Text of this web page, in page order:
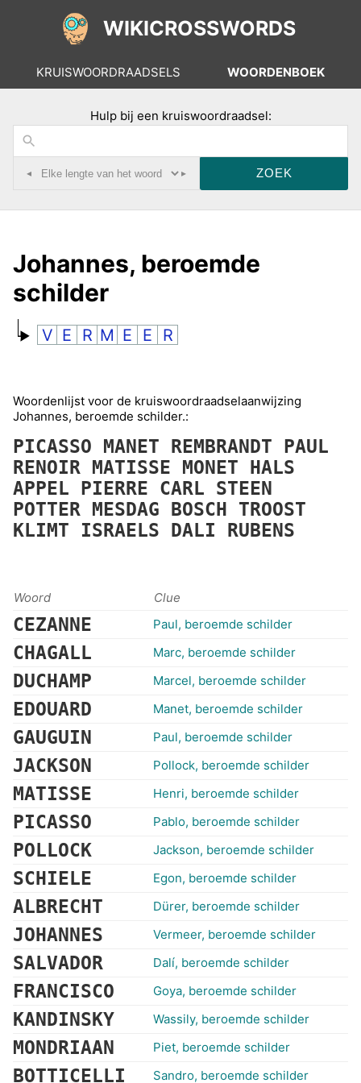
WIKICROSSWORDS
KRUISWOORDRAADSELS WOORDENBOEK
Hulp bij een kruiswoordraadsel:
◂ ▸
Johannes, beroemde
schilder
V E R M E E R
Woordenlijst voor de kruiswoordraadselaanwijzing
Johannes, beroemde schilder.:
PICASSO MANET REMBRANDT PAUL
RENOIR MATISSE MONET HALS
APPEL PIERRE CARL STEEN
POTTER MESDAG BOSCH TROOST
KLIMT ISRAELS DALI RUBENS
Woord Clue
CEZANNE Paul, beroemde schilder
CHAGALL Marc, beroemde schilder
DUCHAMP Marcel, beroemde schilder
EDOUARD Manet, beroemde schilder
GAUGUIN Paul, beroemde schilder
JACKSON Pollock, beroemde schilder
MATISSE Henri, beroemde schilder
PICASSO Pablo, beroemde schilder
POLLOCK Jackson, beroemde schilder
SCHIELE Egon, beroemde schilder
ALBRECHT Dürer, beroemde schilder
JOHANNES Vermeer, beroemde schilder
SALVADOR Dalí, beroemde schilder
FRANCISCO Goya, beroemde schilder
KANDINSKY Wassily, beroemde schilder
MONDRIAAN Piet, beroemde schilder
BOTTICELLI Sandro, beroemde schilder